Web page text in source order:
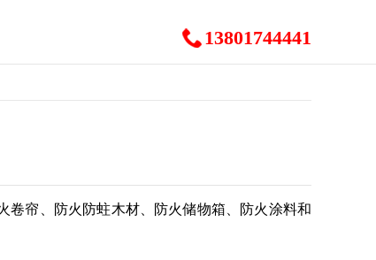
13801744441
卷帘、防火防蛀木材、防火储物箱、防火涂料和